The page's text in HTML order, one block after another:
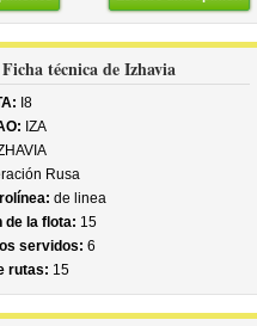
Ficha técnica de Izhavia
I8
IZA
Rusa
de linea
de la flota: 15
servidos: 6
rutas: 15